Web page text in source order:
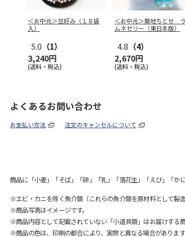
＜お中元＞豆好み（１８袋
入）
5.0 （1）
3,240円
(送料・税込)
＜お中元＞築地ちとせ ラ
ムネゼリー（東日本版）
4.8 （4）
2,670円
(送料・税込)
よくあるお問い合わせ
お支払い方法 注文のキャンセルについて
商品に「小麦」「そば」「卵」「乳」「落花生」「えび」「か
※エビ・カニを除く魚介類（これらの魚介類を原材料として製
※商品写真はイメージです。
※商品内容として記載されていない「小道具類」はお届けする
※商品の色は、印刷の都合により、実際と異なる場合があります